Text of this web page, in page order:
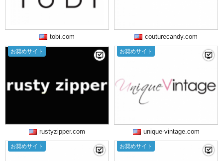
tobi.com couturecandy.com
お奨めサイト
rustyzipper.com
お奨めサイト
unique-vintage.com
お奨めサイト お奨めサイト